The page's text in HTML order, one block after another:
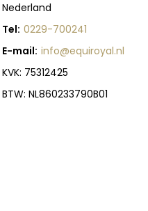
Nederland
Tel: 0229-700241
E-mail: info@equiroyal.nl
KVK: 75312425
BTW: NL860233790B01